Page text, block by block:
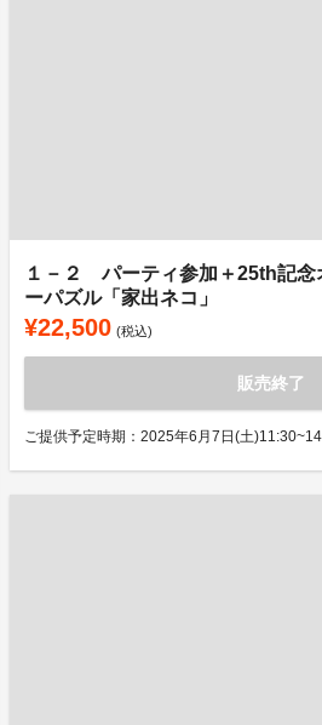
１－２ パーティ参加＋25th記念
ーパズル「家出ネコ」
¥22,500 (税込)
販売終了
ご提供予定時期：2025年6月7日(土